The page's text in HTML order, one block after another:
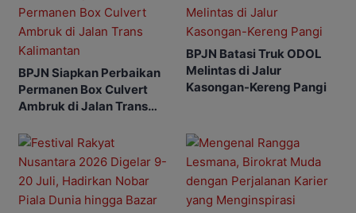
BPJN Siapkan Perbaikan
Permanen Box Culvert
Ambruk di Jalan Trans
BPJN Batasi Truk ODOL
Melintas di Jalur
Kasongan-Kereng Pangi